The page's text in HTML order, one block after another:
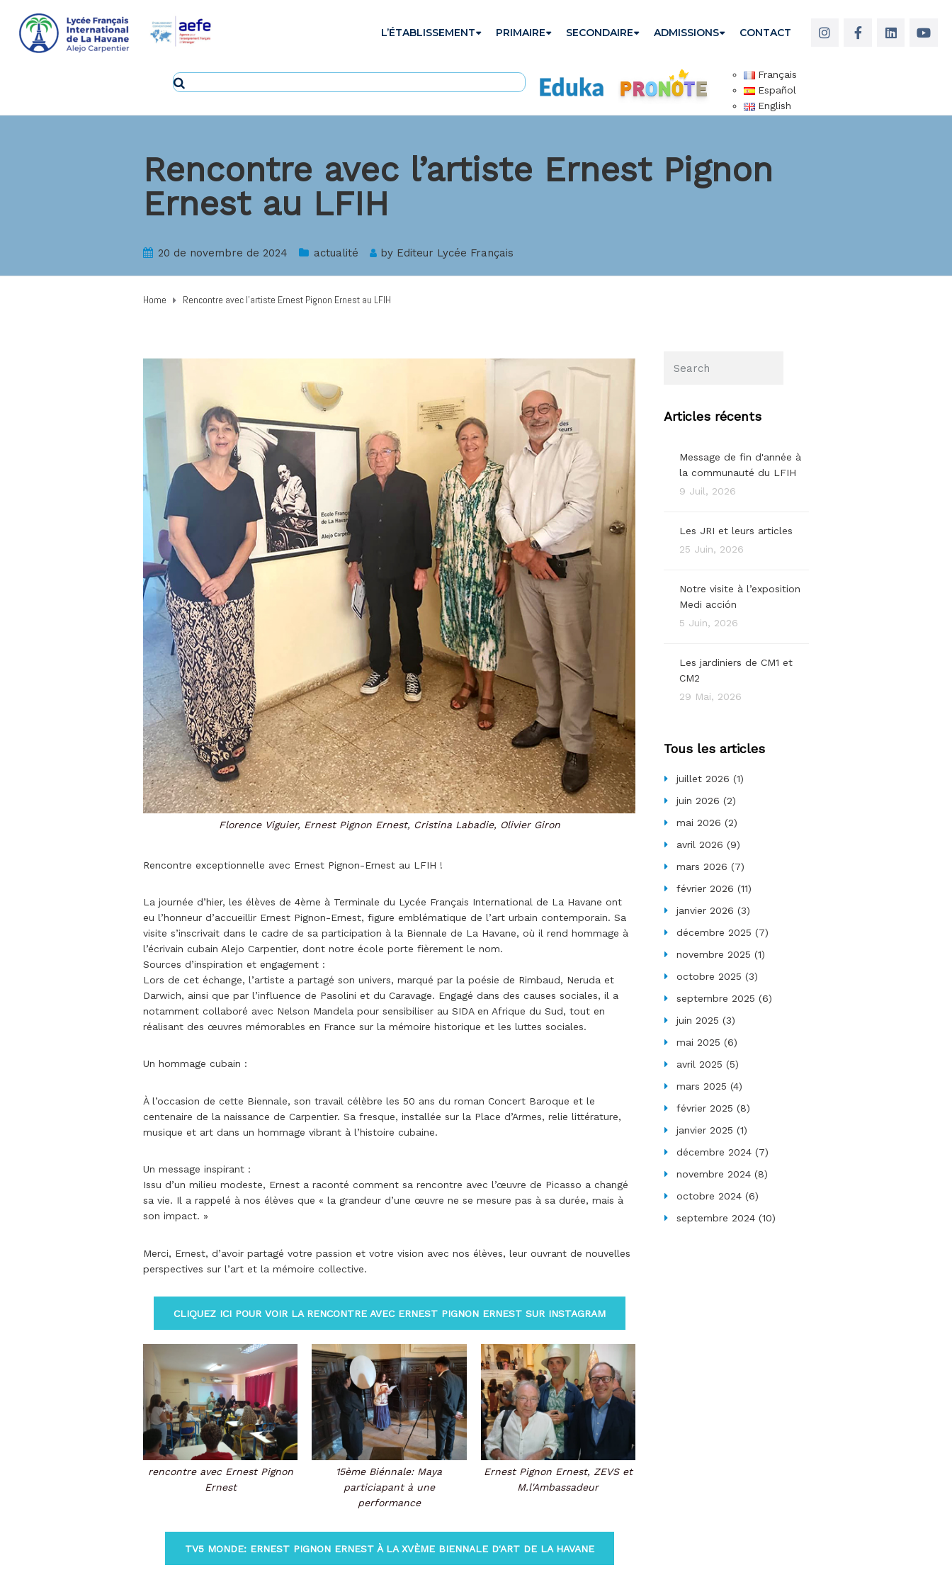
L’ÉTABLISSEMENT PRIMAIRE SECONDAIRE ADMISSIONS CONTACT
Français
Español
English
Rencontre avec l’artiste Ernest Pignon
Ernest au LFIH
20 de novembre de 2024 actualité by Editeur Lycée Français
Home Rencontre avec l’artiste Ernest Pignon Ernest au LFIH
Florence Viguier, Ernest Pignon Ernest, Cristina Labadie, Olivier Giron
Rencontre exceptionnelle avec Ernest Pignon-Ernest au LFIH !
La journée d’hier, les élèves de 4ème à Terminale du Lycée Français International de La Havane ont
eu l’honneur d’accueillir Ernest Pignon-Ernest, figure emblématique de l’art urbain contemporain. Sa
visite s’inscrivait dans le cadre de sa participation à la Biennale de La Havane, où il rend hommage à
l’écrivain cubain Alejo Carpentier, dont notre école porte fièrement le nom.
Sources d’inspiration et engagement :
Lors de cet échange, l’artiste a partagé son univers, marqué par la poésie de Rimbaud, Neruda et
Darwich, ainsi que par l’influence de Pasolini et du Caravage. Engagé dans des causes sociales, il a
notamment collaboré avec Nelson Mandela pour sensibiliser au SIDA en Afrique du Sud, tout en
réalisant des œuvres mémorables en France sur la mémoire historique et les luttes sociales.
Un hommage cubain :
À l’occasion de cette Biennale, son travail célèbre les 50 ans du roman Concert Baroque et le
centenaire de la naissance de Carpentier. Sa fresque, installée sur la Place d’Armes, relie littérature,
musique et art dans un hommage vibrant à l’histoire cubaine.
Un message inspirant :
Issu d’un milieu modeste, Ernest a raconté comment sa rencontre avec l’œuvre de Picasso a changé
sa vie. Il a rappelé à nos élèves que « la grandeur d’une œuvre ne se mesure pas à sa durée, mais à
son impact. »
Merci, Ernest, d’avoir partagé votre passion et votre vision avec nos élèves, leur ouvrant de nouvelles
perspectives sur l’art et la mémoire collective.
CLIQUEZ ICI POUR VOIR LA RENCONTRE AVEC ERNEST PIGNON ERNEST SUR INSTAGRAM
rencontre avec Ernest Pignon
Ernest
15ème Biénnale: Maya
particiapant à une
performance
Ernest Pignon Ernest, ZEVS et
M.l'Ambassadeur
TV5 MONDE: ERNEST PIGNON ERNEST À LA XVÈME BIENNALE D'ART DE LA HAVANE
Articles récents
Message de fin d'année à
la communauté du LFIH
9 Juil, 2026
Les JRI et leurs articles
25 Juin, 2026
Notre visite à l’exposition
Medi acción
5 Juin, 2026
Les jardiniers de CM1 et
CM2
29 Mai, 2026
Tous les articles
juillet 2026 (1)
juin 2026 (2)
mai 2026 (2)
avril 2026 (9)
mars 2026 (7)
février 2026 (11)
janvier 2026 (3)
décembre 2025 (7)
novembre 2025 (1)
octobre 2025 (3)
septembre 2025 (6)
juin 2025 (3)
mai 2025 (6)
avril 2025 (5)
mars 2025 (4)
février 2025 (8)
janvier 2025 (1)
décembre 2024 (7)
novembre 2024 (8)
octobre 2024 (6)
septembre 2024 (10)